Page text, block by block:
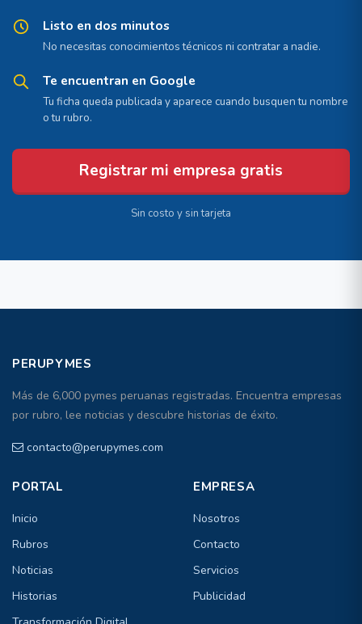
Listo en dos minutos
No necesitas conocimientos técnicos ni contratar a nadie.
Te encuentran en Google
Tu ficha queda publicada y aparece cuando busquen tu nombre
o tu rubro.
Registrar mi empresa gratis
Sin costo y sin tarjeta
PERUPYMES
Más de 6,000 pymes peruanas registradas. Encuentra empresas
por rubro, lee noticias y descubre historias de éxito.
contacto@perupymes.com
PORTAL
Inicio
Rubros
Noticias
Historias
EMPRESA
Nosotros
Contacto
Servicios
Publicidad